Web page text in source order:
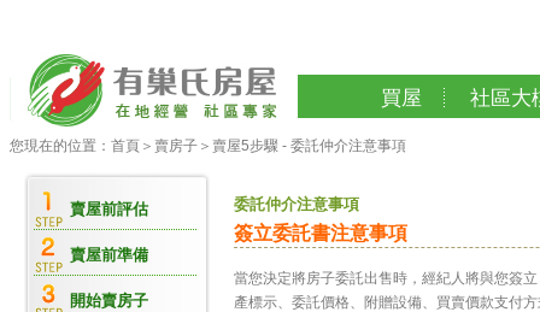
買屋 社區大
您現在的位置： 首頁 ＞ 賣房子 ＞ 賣屋5步驟 - 委託仲介注意事項
賣屋前評估
賣屋前準備
開始賣房子
委託仲介注意事項
簽立委託書注意事項
當您決定將房子委託出售時，經紀人將與您簽
產標示、委託價格、附贈設備、買賣價款支付